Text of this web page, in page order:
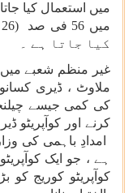
میں استعمال کیا
کیا جاتا ہے ۔
غیر منظم شعبے
ملاوٹ ، ڈیری
کی کمی جیسے
کرنے اور کوآپریٹو
ہے ، جو ایک
کوآپریٹو کوریج کو